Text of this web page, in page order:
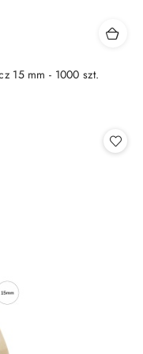
15 mm - 1000 szt.